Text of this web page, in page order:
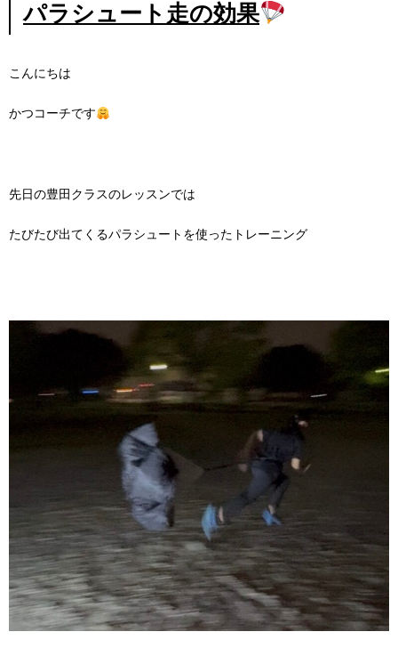
パラシュート走の効果
こんにちは
かつコーチです
先日の豊田クラスのレッスンでは
たびたび出てくるパラシュートを使ったトレーニング